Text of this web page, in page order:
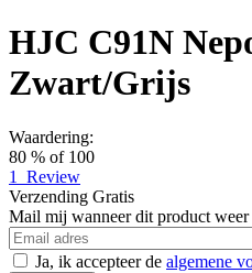
HJC C91N
Zwart/Grijs
Waardering:
80 % of 100
1
Review
Verzending Gratis
Mail mij wanneer dit product weer
Ja, ik accepteer de algemene